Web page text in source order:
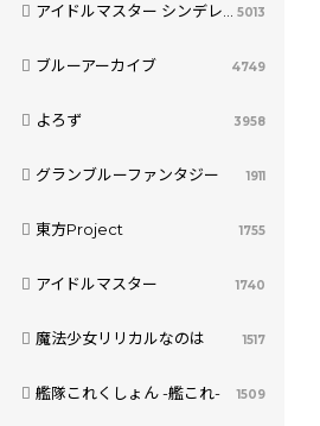
アイドルマスター シンデレラガールズ 5013
ブルーアーカイブ 4749
よろず 3958
グランブルーファンタジー 1911
東方Project 1755
アイドルマスター 1740
魔法少女リリカルなのは 1517
艦隊これくしょん -艦これ- 1509